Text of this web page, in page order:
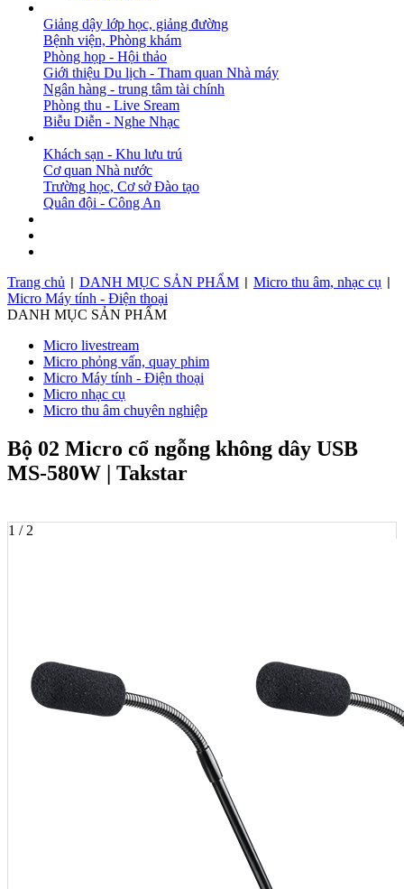
Giảng dậy lớp học, giảng đường
Bệnh viện, Phòng khám
Phòng họp - Hội thảo
Giới thiệu Du lịch - Tham quan Nhà máy
Ngân hàng - trung tâm tài chính
Phòng thu - Live Sream
Biễu Diễn - Nghe Nhạc
Khách sạn - Khu lưu trú
Cơ quan Nhà nước
Trường học, Cơ sở Đào tạo
Quân đội - Công An
Trang chủ
DANH MỤC SẢN PHẨM Micro thu âm, nhạc cụ
Micro Máy tính - Điện thoại
DANH MỤC SẢN PHẨM
Micro livestream
Micro phỏng vấn, quay phim
Micro Máy tính - Điện thoại
Micro nhạc cụ
Micro thu âm chuyên nghiệp
Bộ 02 Micro cổ ngỗng không dây USB
MS-580W | Takstar
1 / 2